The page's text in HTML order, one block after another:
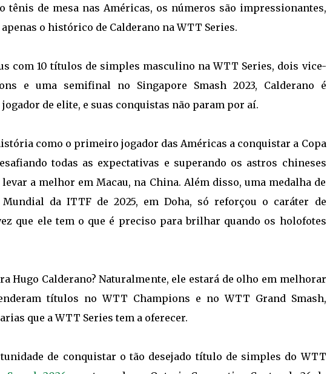
tênis de mesa nas Américas, os números são impressionantes,
o histórico de Calderano na WTT Series.
com 10 títulos de simples masculino na WTT Series, dois vice-
e uma semifinal no Singapore Smash 2023, Calderano é
de elite, e suas conquistas não param por aí.
como o primeiro jogador das Américas a conquistar a Copa
todas as expectativas e superando os astros chineses
a melhor em Macau, na China. Além disso, uma medalha de
da ITTF de 2025, em Doha, só reforçou o caráter de
que ele tem o que é preciso para brilhar quando os holofotes
Hugo Calderano? Naturalmente, ele estará de olho em melhorar
títulos no WTT Champions e no WTT Grand Smash,
que a WTT Series tem a oferecer.
de conquistar o tão desejado título de simples do WTT